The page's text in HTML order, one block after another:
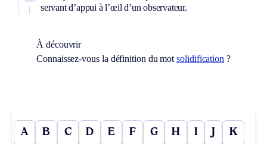
servant d’appui à l’œil d’un observateur.
À découvrir
Connaissez-vous la définition du motsolidification ?
A B C D E F G H I J K